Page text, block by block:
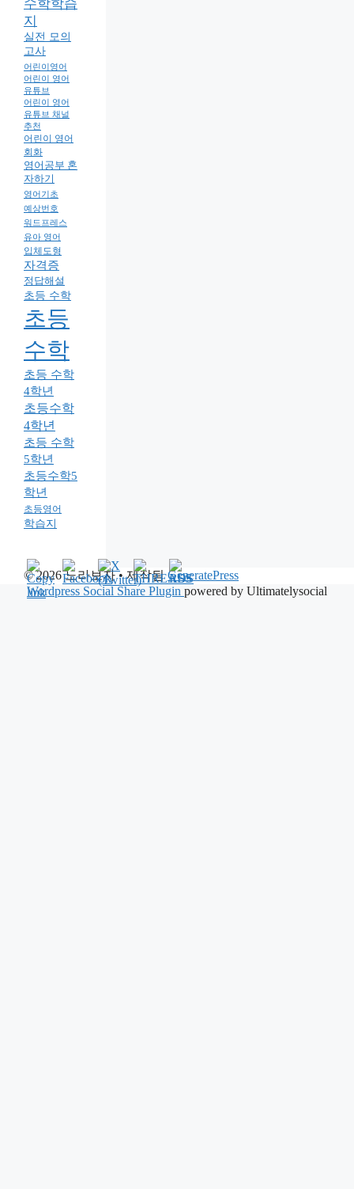
수학학습
지
실전 모의
고사
어린이영어
어린이 영어
유튜브
어린이 영어
유튜브 채널
추천
어린이 영어
회화
영어공부 혼
자하기
영어기초
예상번호
워드프레스
유아 영어
입체도형
자격증
정답해설
초등 수학
초등
수학
초등 수학
4학년
초등수학
4학년
초등 수학
5학년
초등수학5
학년
초등영어
학습지
© 2026 노라보자• 제작됨GeneratePress
Wordpress Social Share Plugin powered by Ultimatelysocial